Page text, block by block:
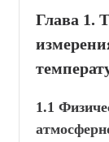
Глава 1.
1.1